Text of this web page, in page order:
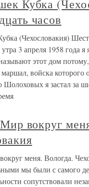
Кубка
часов
(Чехословакия)
3 апреля 1958 года
этот дом
войска которого
я застал за
вокруг
меня. Вологда.
мы были с самого
сопутствовали